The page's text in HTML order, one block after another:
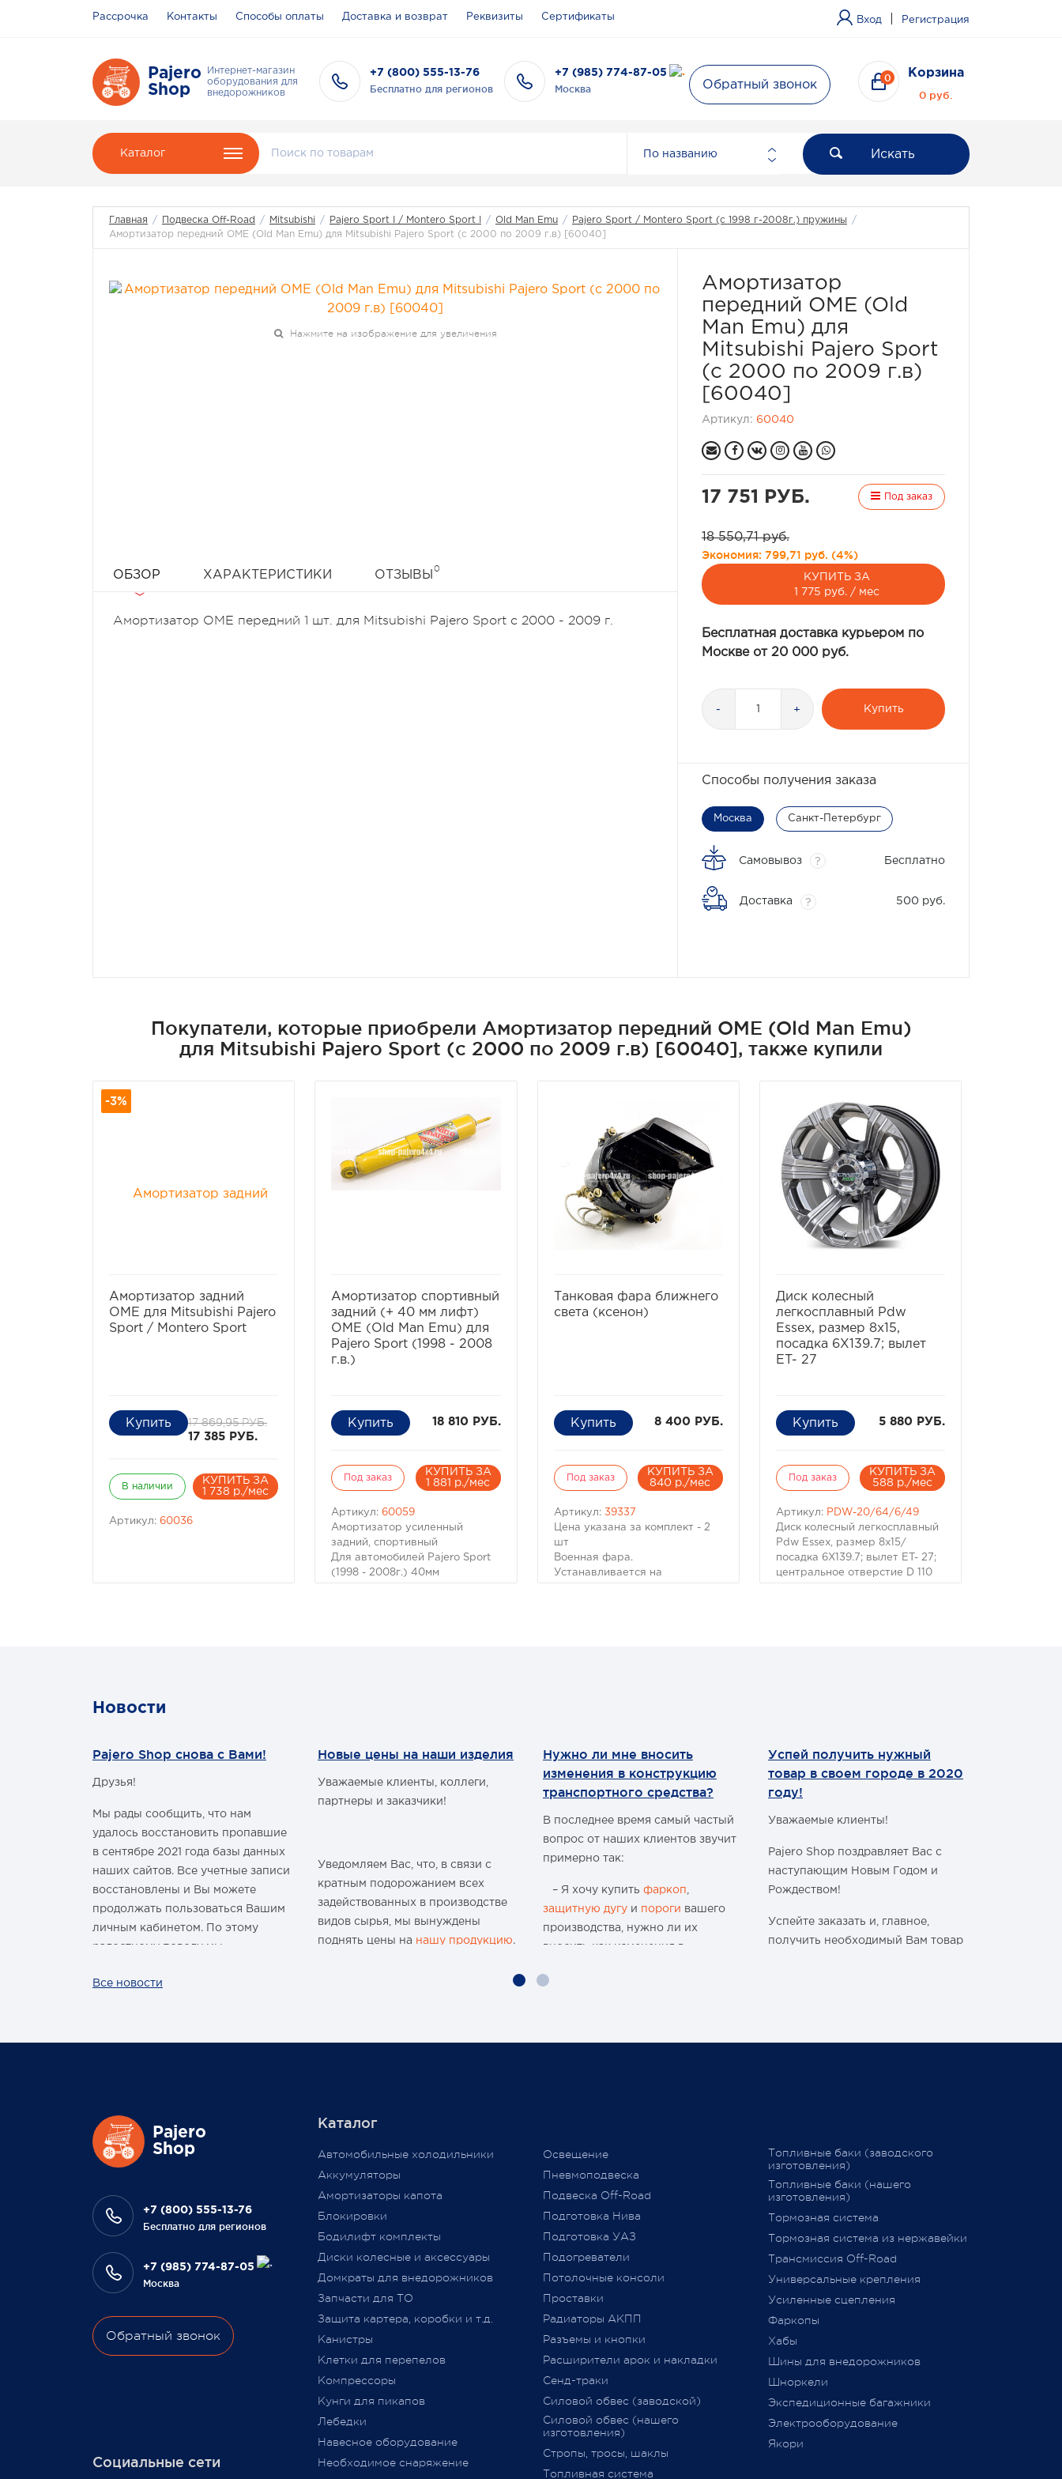
Рассрочка Контакты Способы оплаты Доставка и возврат Реквизиты Сертификаты Вход Регистрация
Pajero
Shop
Интернет-магазин
оборудования для
внедорожников
+7 (800) 555-13-76
Бесплатно для регионов
+7 (985) 774-87-05
Москва Обратный звонок
0 Корзина
0 руб.
Каталог По названию Искать
Главная / Подвеска Off-Road / Mitsubishi / Pajero Sport I / Montero Sport I / Old Man Emu / Pajero Sport / Montero Sport (с 1998 г-2008г.) пружины
/
Амортизатор передний OME (Old Man Emu) для Mitsubishi Pajero Sport (с 2000 по 2009 г.в) [60040]
Нажмите на изображение для увеличения
ОБЗОР ХАРАКТЕРИСТИКИ ОТЗЫВЫ
0
Амортизатор OME передний 1 шт. для Mitsubishi Pajero Sport с 2000 - 2009 г.
Амортизатор
передний OME (Old
Man Emu) для
Mitsubishi Pajero Sport
(с 2000 по 2009 г.в)
[60040]
Артикул: 60040
17 751 РУБ. Под заказ
18 550,71 руб.
Экономия: 799,71 руб. (4%)
КУПИТЬ ЗА
1 775 руб. / мес
Бесплатная доставка курьером по
Москве от 20 000 руб.
- + Купить
Способы получения заказа
Москва Санкт-Петербург
Самовывоз ? Бесплатно
Доставка ? 500 руб.
Покупатели, которые приобрели Амортизатор передний OME (Old Man Emu)
для Mitsubishi Pajero Sport (с 2000 по 2009 г.в) [60040], также купили
-3%
Амортизатор задний
OME для Mitsubishi Pajero
Sport / Montero Sport
17 869,95 РУБ.
17 385 РУБ.
В наличии
КУПИТЬ ЗА
1 738 р./мес
Артикул: 60036
Амортизатор спортивный
задний (+ 40 мм лифт)
OME (Old Man Emu) для
Pajero Sport (1998 - 2008
г.в.)
18 810 РУБ.
Под заказ
КУПИТЬ ЗА
1 881 р./мес
Артикул:60059
Амортизатор усиленный
задний, спортивный
Для автомобилей Pajero Sport
(1998 - 2008г.) 40мм
Танковая фара ближнего
света (ксенон)
8 400 РУБ.
Под заказ
КУПИТЬ ЗА
840 р./мес
Артикул: 39337
Цена указана за комплект - 2
шт
Военная фара.
Устанавливается на
КСЕНОН
- блоки розжига встроены
внутрь герметичного корпуса
физических, химических и
температурных воздействий
Цена указана за комплект - 2
Диск колесный
легкосплавный Pdw
Essex, размер 8x15,
посадка 6X139.7; вылет
ET- 27
5 880 РУБ.
Под заказ
КУПИТЬ ЗА
588 р./мес
Артикул: PDW-20/64/6/49
Диск колесный легкосплавный
Pdw Essex, размер 8x15/
посадка 6X139.7; вылет ET- 27;
центральное отверстие D 110
Новости
Pajero Shop снова с Вами!
Друзья!
Мы рады сообщить, что нам
удалось восстановить пропавшие
в сентябре 2021 года базы данных
наших сайтов. Все учетные записи
восстановлены и Вы можете
продолжать пользоваться Вашим
личным кабинетом. По этому
радостному поводу мы
покупателю промокод со скидкой
Маруся от VK. Он отобразится в
Также 1 марта 2022 года мы
разыграем одну умную колонку
среди наших покупателей,
этого года.
Всегда Ваш, Pajero Shop
3 февраля 2022
Новые цены на наши изделия
Уважаемые клиенты, коллеги,
партнеры и заказчики!
Уведомляем Вас, что, в связи с
кратным подорожанием всех
задействованных в производстве
видов сырья, мы вынуждены
поднять цены на нашу продукцию.
повысить цены вновь...
что Вы выбираете нас и надежду
на дальнейшее плодотворное
сотрудничество.
Ваш Pajero Shop.
9 июля 2021
Нужно ли мне вносить
изменения в конструкцию
транспортного средства?
В последнее время самый частый
вопрос от наших клиентов звучит
примерно так:
– Я хочу купить фаркоп
защитную дугу и пороги вашего
производства, нужно ли их
вносить как изменения в
средства и что мне будет, если
технического регламента
Таможенного союза (
018/2011) «О безопасности
колесных транспортных средств»
принятого Решением Комиссии
Таможенного союза от 09.12.2011 г.
№ 877 (с изменениями)
«Одобрение Типа Транспортного
Средства
далее –
После прохождения всех
испытаний и проверок на
соответствие требований
018/2011, аккредитованным
органом сертификации
оформляетсяОТТС
определённую марку и модель,
Успей получить нужный
товар в своем городе в 2020
году!
Уважаемые клиенты!
Pajero Shop поздравляет Вас с
наступающим Новым Годом и
Рождеством!
Успейте заказать и, главное,
получить необходимый Вам товар
График последних отправок "ПЭК"
15 декабря 2020
Все новости
Pajero
Shop
+7 (800) 555-13-76
Бесплатно для регионов
+7 (985) 774-87-05
Москва
Обратный звонок
Социальные сети
Каталог
Автомобильные холодильники
Аккумуляторы
Амортизаторы капота
Блокировки
Бодилифт комплекты
Диски колесные и аксессуары
Домкраты для внедорожников
Запчасти для ТО
Защита картера, коробки и т.д.
Канистры
Клетки для перепелов
Компрессоры
Кунги для пикапов
Лебедки
Навесное оборудование
Необходимое снаряжение
Освещение
Пневмоподвеска
Подвеска Off-Road
Подготовка Нива
Подготовка УАЗ
Подогреватели
Потолочные консоли
Проставки
Радиаторы АКПП
Разъемы и кнопки
Расширители арок и накладки
Сенд-траки
Силовой обвес (заводской)
Силовой обвес (нашего
изготовления)
Стропы, тросы, шаклы
Топливная система
Топливные баки (заводского
изготовления)
Топливные баки (нашего
изготовления)
Тормозная система
Тормозная система из нержавейки
Трансмиссия Off-Road
Универсальные крепления
Усиленные сцепления
Фаркопы
Хабы
Шины для внедорожников
Шноркели
Экспедиционные багажники
Электрооборудование
Якори